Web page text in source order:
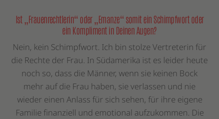
Ist „Frauenrechtlerin“ oder „Emanze“ somit ein Schimpfwort oder
ein Kompliment in Deinen Augen?
Nein, kein Schimpfwort. Ich bin stolze Vertreterin für
die Rechte der Frau. In Südamerika ist es leider heute
noch so, dass die Männer, wenn sie keinen Bock
mehr auf die Frau haben, sie verlassen und nie
wieder einen Anlass für sich sehen, für ihre eigene
Familie finanziell und emotional aufzukommen. Die